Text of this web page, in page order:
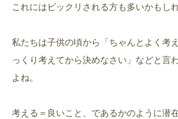
これにはビックリされる方も多いかもし
私たちは子供の頃から「ちゃんとよく考
っくり考えてから決めなさい」などと言
よね。
考える＝良いこと、であるかのように潜